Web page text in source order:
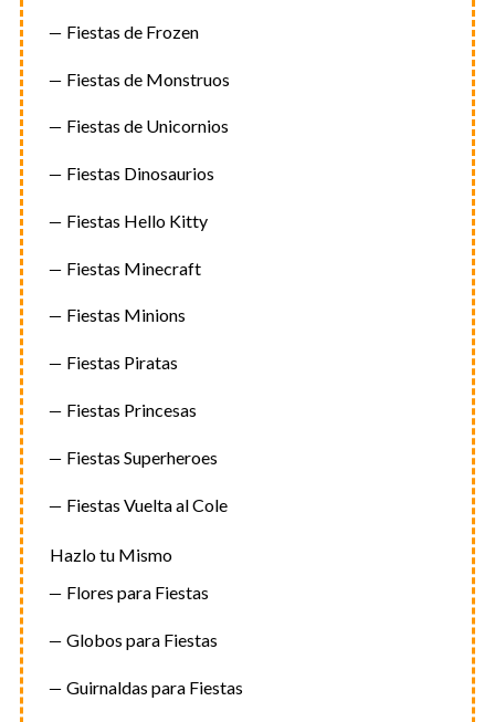
Fiestas de Frozen
Fiestas de Monstruos
Fiestas de Unicornios
Fiestas Dinosaurios
Fiestas Hello Kitty
Fiestas Minecraft
Fiestas Minions
Fiestas Piratas
Fiestas Princesas
Fiestas Superheroes
Fiestas Vuelta al Cole
Hazlo tu Mismo
Flores para Fiestas
Globos para Fiestas
Guirnaldas para Fiestas